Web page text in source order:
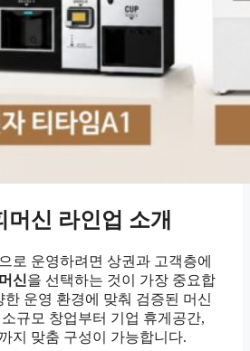
머신 라인업 소개
로 운영하려면 상권과 고객층에
신을 선택하는 것이 가장 중요합
운영 환경에 맞춰 검증된 머신
규모 창업부터 기업 휴게공간,
지 맞춤 구성이 가능합니다.